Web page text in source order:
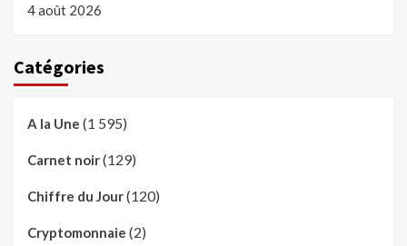
4 août 2026
Catégories
A la Une (1 595)
Carnet noir(129)
Chiffre du Jour(120)
Cryptomonnaie (2)